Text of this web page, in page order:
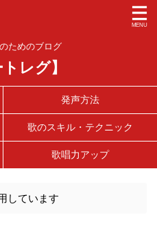
ためのブログ
レグ】
発声方法
歌のスキル・テクニック
歌唱力アップ
しています